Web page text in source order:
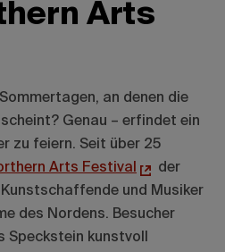
Arts
an denen die
Genau – erfindet ein
zu feiern. Seit über 25
Arts Festival
der
und Musiker
des Nordens. Besucher
Speckstein kunstvoll